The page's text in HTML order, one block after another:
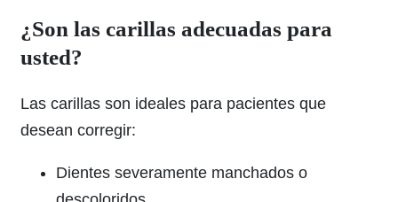
¿Son las carillas adecuadas para
usted?
Las carillas son ideales para pacientes que
desean corregir:
Dientes severamente manchados o